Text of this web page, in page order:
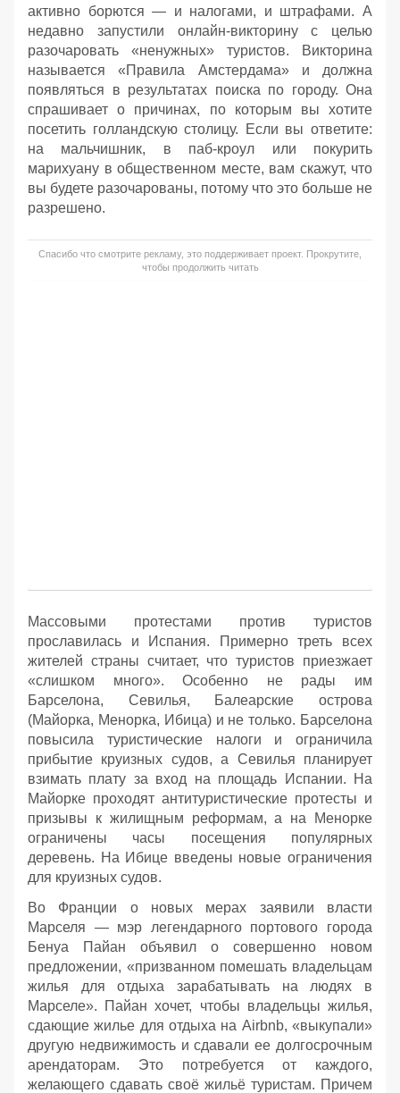
активно борются — и налогами, и штрафами. А
недавно запустили онлайн-викторину с целью
разочаровать «ненужных» туристов. Викторина
называется «Правила Амстердама» и должна
появляться в результатах поиска по городу. Она
спрашивает о причинах, по которым вы хотите
посетить голландскую столицу. Если вы ответите:
на мальчишник, в паб-кроул или покурить
марихуану в общественном месте, вам скажут, что
вы будете разочарованы, потому что это больше не
разрешено.
Спасибо что смотрите рекламу, это поддерживает проект. Прокрутите,
чтобы продолжить читать
Массовыми протестами против туристов
прославилась и Испания. Примерно треть всех
жителей страны считает, что туристов приезжает
«слишком много». Особенно не рады им
Барселона, Севилья, Балеарские острова
(Майорка, Менорка, Ибица) и не только. Барселона
повысила туристические налоги и ограничила
прибытие круизных судов, а Севилья планирует
взимать плату за вход на площадь Испании. На
Майорке проходят антитуристические протесты и
призывы к жилищным реформам, а на Менорке
ограничены часы посещения популярных
деревень. На Ибице введены новые ограничения
для круизных судов.
Во Франции о новых мерах заявили власти
Марселя — мэр легендарного портового города
Бенуа Пайан объявил о совершенно новом
предложении, «призванном помешать владельцам
жилья для отдыха зарабатывать на людях в
Марселе». Пайан хочет, чтобы владельцы жилья,
сдающие жилье для отдыха на Airbnb, «выкупали»
другую недвижимость и сдавали ее долгосрочным
арендаторам. Это потребуется от каждого,
желающего сдавать своё жильё туристам. Причем